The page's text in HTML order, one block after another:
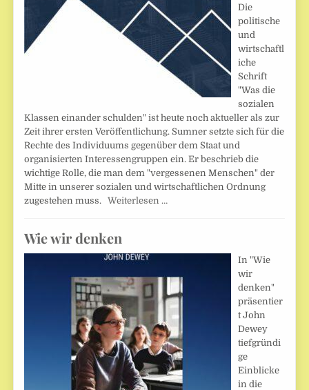
Die
politische
und
wirtschaftl
iche
Schrift
"Was die
sozialen
Klassen einander schulden" ist heute noch aktueller als zur
Zeit ihrer ersten Veröffentlichung. Sumner setzte sich für die
Rechte des Individuums gegenüber dem Staat und
organisierten Interessengruppen ein. Er beschrieb die
wichtige Rolle, die man dem "vergessenen Menschen" der
Mitte in unserer sozialen und wirtschaftlichen Ordnung
zugestehen muss.Weiterlesen …
Wie wir denken
In "Wie
wir
denken"
präsentier
t John
Dewey
tiefgründi
ge
Einblicke
in die